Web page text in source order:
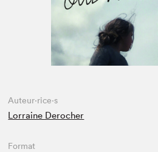
Auteur·rice·s
Lorraine Derocher
Format